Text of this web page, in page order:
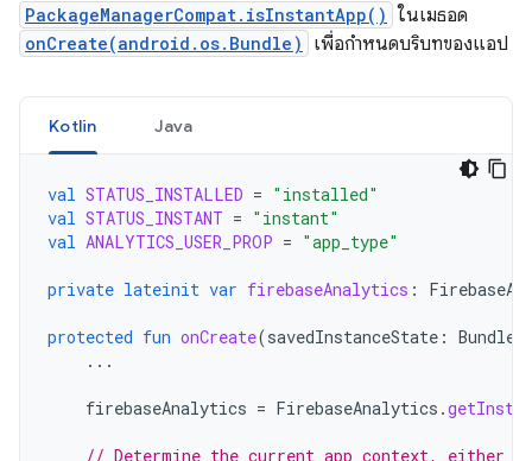
PackageManagerCompat.isInstantApp() ในเมธอด
onCreate(android.os.Bundle) เพื่อกำหนดบริบทของแอป
Kotlin Java
val STATUS_INSTALLED = "installed"
val STATUS_INSTANT = "instant"
val ANALYTICS_USER_PROP = "app_type"
private lateinit var firebaseAnalytics :
protected fun onCreate(savedInstanceState :
...
firebaseAnalytics = FirebaseAnalytics .
// Determine the current app context, either